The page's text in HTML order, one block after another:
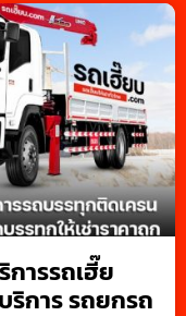
การรถเฮี๊ย
ริการ รถยกรถ